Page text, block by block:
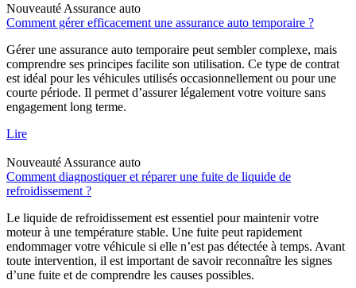
Nouveauté Assurance auto
Comment gérer efficacement une assurance auto temporaire ?
Gérer une assurance auto temporaire peut sembler complexe, mais
comprendre ses principes facilite son utilisation. Ce type de contrat
est idéal pour les véhicules utilisés occasionnellement ou pour une
courte période. Il permet d’assurer légalement votre voiture sans
engagement long terme.
Lire
Nouveauté Assurance auto
Comment diagnostiquer et réparer une fuite de liquide de
refroidissement ?
Le liquide de refroidissement est essentiel pour maintenir votre
moteur à une température stable. Une fuite peut rapidement
endommager votre véhicule si elle n’est pas détectée à temps. Avant
toute intervention, il est important de savoir reconnaître les signes
d’une fuite et de comprendre les causes possibles.